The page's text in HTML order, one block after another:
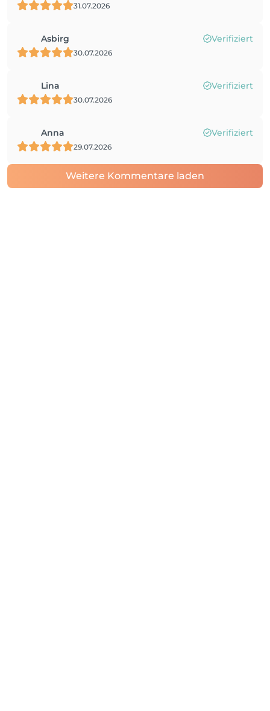
31.07.2026
Asbirg Verifiziert
30.07.2026
Lina Verifiziert
30.07.2026
Anna Verifiziert
29.07.2026
Weitere Kommentare laden